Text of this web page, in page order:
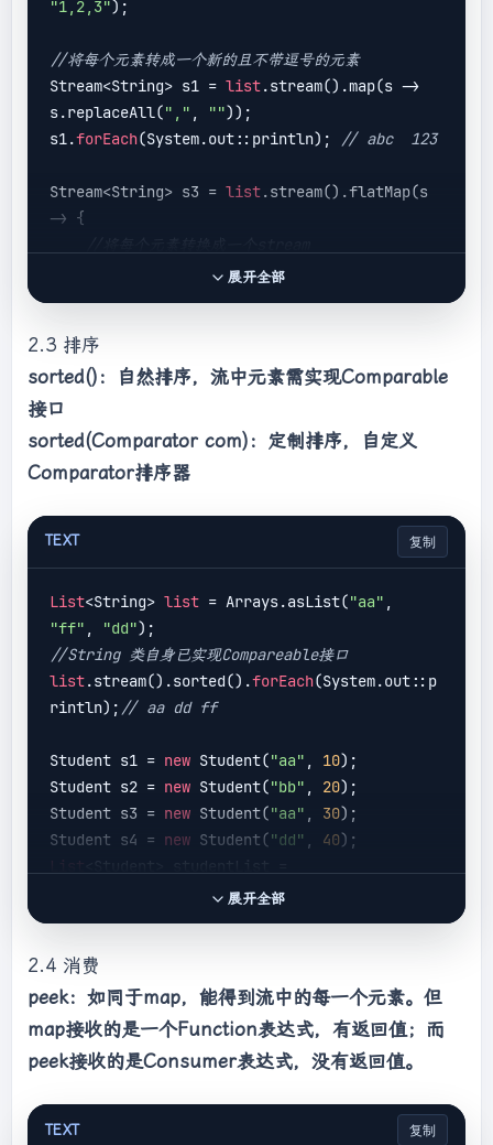
"1,2,3");
//将每个元素转成一个新的且不带逗号的元素
Stream<String> s1 = list.stream().map(s ->
s.replaceAll("," , ""));
s1.forEach(System.out::println); // abc  123
Stream<String> s3 = list.stream().flatMap(s
-> {
    String[] split = s.split(
return
});
s3.
2 3
展开全部
2.3 排序
sorted()：自然排序，流中元素需实现Comparable
接口
sorted(Comparator com)：定制排序，自定义
Comparator排序器
TEXT 复制
List<String> list = Arrays.asList("aa"
"ff"
"dd"
//String 类自身已实现Compareable接口
list.stream().sorted().forEach(System.out::p
rintln); // aa dd ff
Student s1 = new Student("aa" 10);
Student s2 = new Student("bb" 20);
Student s3 = new Student("aa" 30);
Student s4 = new Student("dd" 40
List
Arrays.asList(s1, s2, s3, s4);
studentList.stream().sorted(
        (o1, o2) -> {
if
(o1.getName().equals(o2.getName())) {
o2.getAge();
展开全部
2.4 消费
peek：如同于map，能得到流中的每一个元素。但
map接收的是一个Function表达式，有返回值；而
peek接收的是Consumer表达式，没有返回值。
TEXT 复制